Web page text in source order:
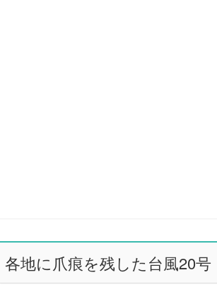
各地に爪痕を残した台風20号